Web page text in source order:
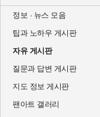
정보 · 뉴스 모음
팁과 노하우 게시판
자유 게시판
질문과 답변 게시판
지도 정보 게시판
팬아트 갤러리